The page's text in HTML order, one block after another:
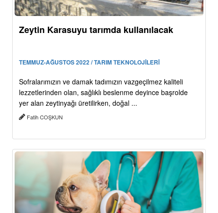
Zeytin Karasuyu tarımda kullanılacak
TEMMUZ-AĞUSTOS 2022 / TARIM TEKNOLOJİLERİ
Sofralarımızın ve damak tadımızın vazgeçilmez kaliteli
lezzetlerinden olan, sağlıklı beslenme deyince başrolde
yer alan zeytinyağı üretilirken, doğal ...
Fatih COŞKUN